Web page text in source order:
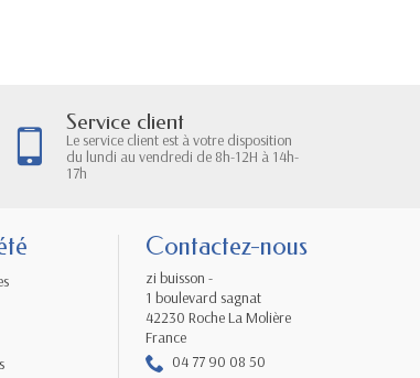
Service client
Le service client est à votre disposition
du lundi au vendredi de 8h-12H à 14h-
17h
Contactez-nous
zi buisson -
1 boulevard sagnat
42230 Roche La Molière
France
04 77 90 08 50